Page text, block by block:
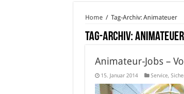
Home / Tag-Archiv: Animateuer
Tag-Archiv:Animateuer
Animateur-Jobs –
15. Januar 2014 Service,